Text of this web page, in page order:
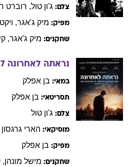
צלם: ג'ון טול, רוברט
מפיק: מיק ג'אגר,
שחקנים: מיק ג'אגר,
נראתה לאחרונה
במאי: בן אפלק
תסריטאי: בן אפלק
צלם: ג'ון טול
מוסיקאי: הארי
מפיק: בן אפלק
שחקנים: מישל מונהן,